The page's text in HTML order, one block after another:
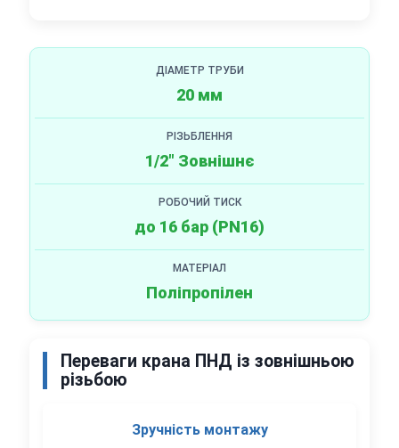
ДІАМЕТР ТРУБИ
20 мм
РІЗЬБЛЕННЯ
1/2" Зовнішнє
РОБОЧИЙ ТИСК
до 16 бар (PN16)
МАТЕРІАЛ
Поліпропілен
Переваги крана ПНД із зовнішньою
різьбою
Зручність монтажу